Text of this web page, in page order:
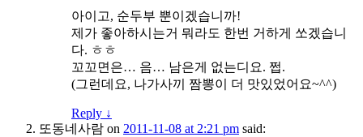
아이고, 순두부 뿐이겠습니까!
제가 좋아하시는거 뭐라도 한번 거하게 쏘겠습니
다. ㅎㅎ
꼬꼬면은… 음… 남은게 없는디요. 쩝.
(그런데요, 나가사끼 짬뽕이 더 맛있었어요~^^)
Reply ↓
또동네사람 on 2011-11-08 at 2:21 pm said: